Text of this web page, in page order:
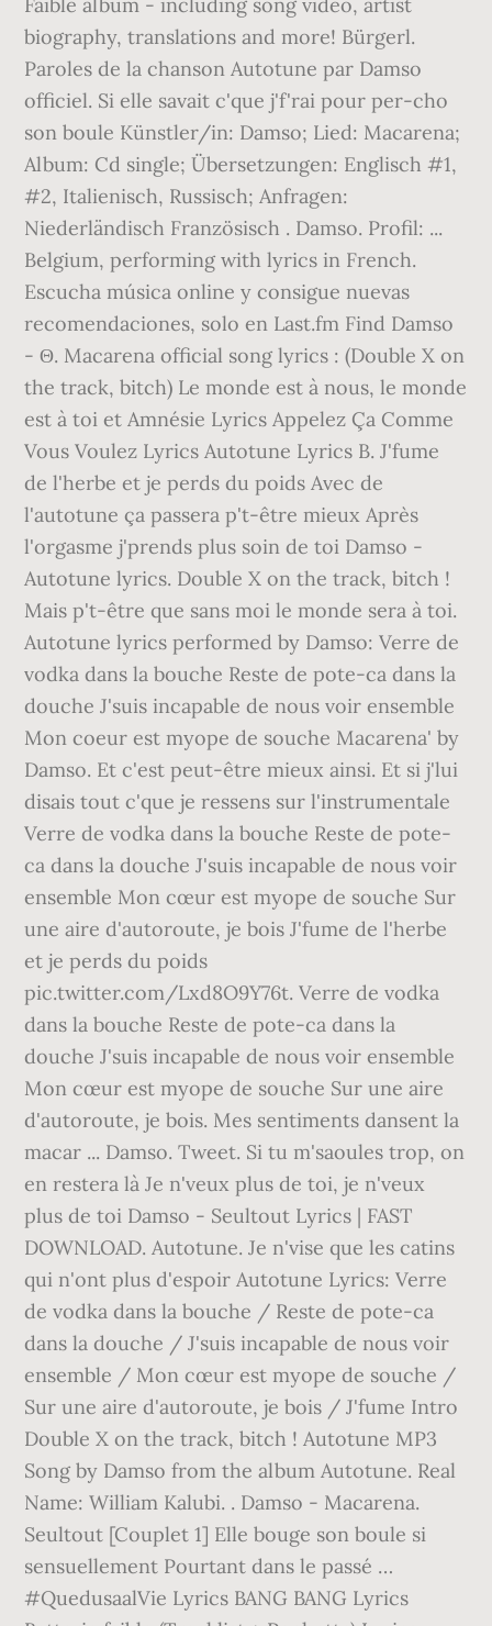
. Damso - Macarena.
Seultout [Couplet 1] Elle bouge son boule si
sensuellement Pourtant dans le passé …
#QuedusaalVie Lyrics BANG BANG Lyrics